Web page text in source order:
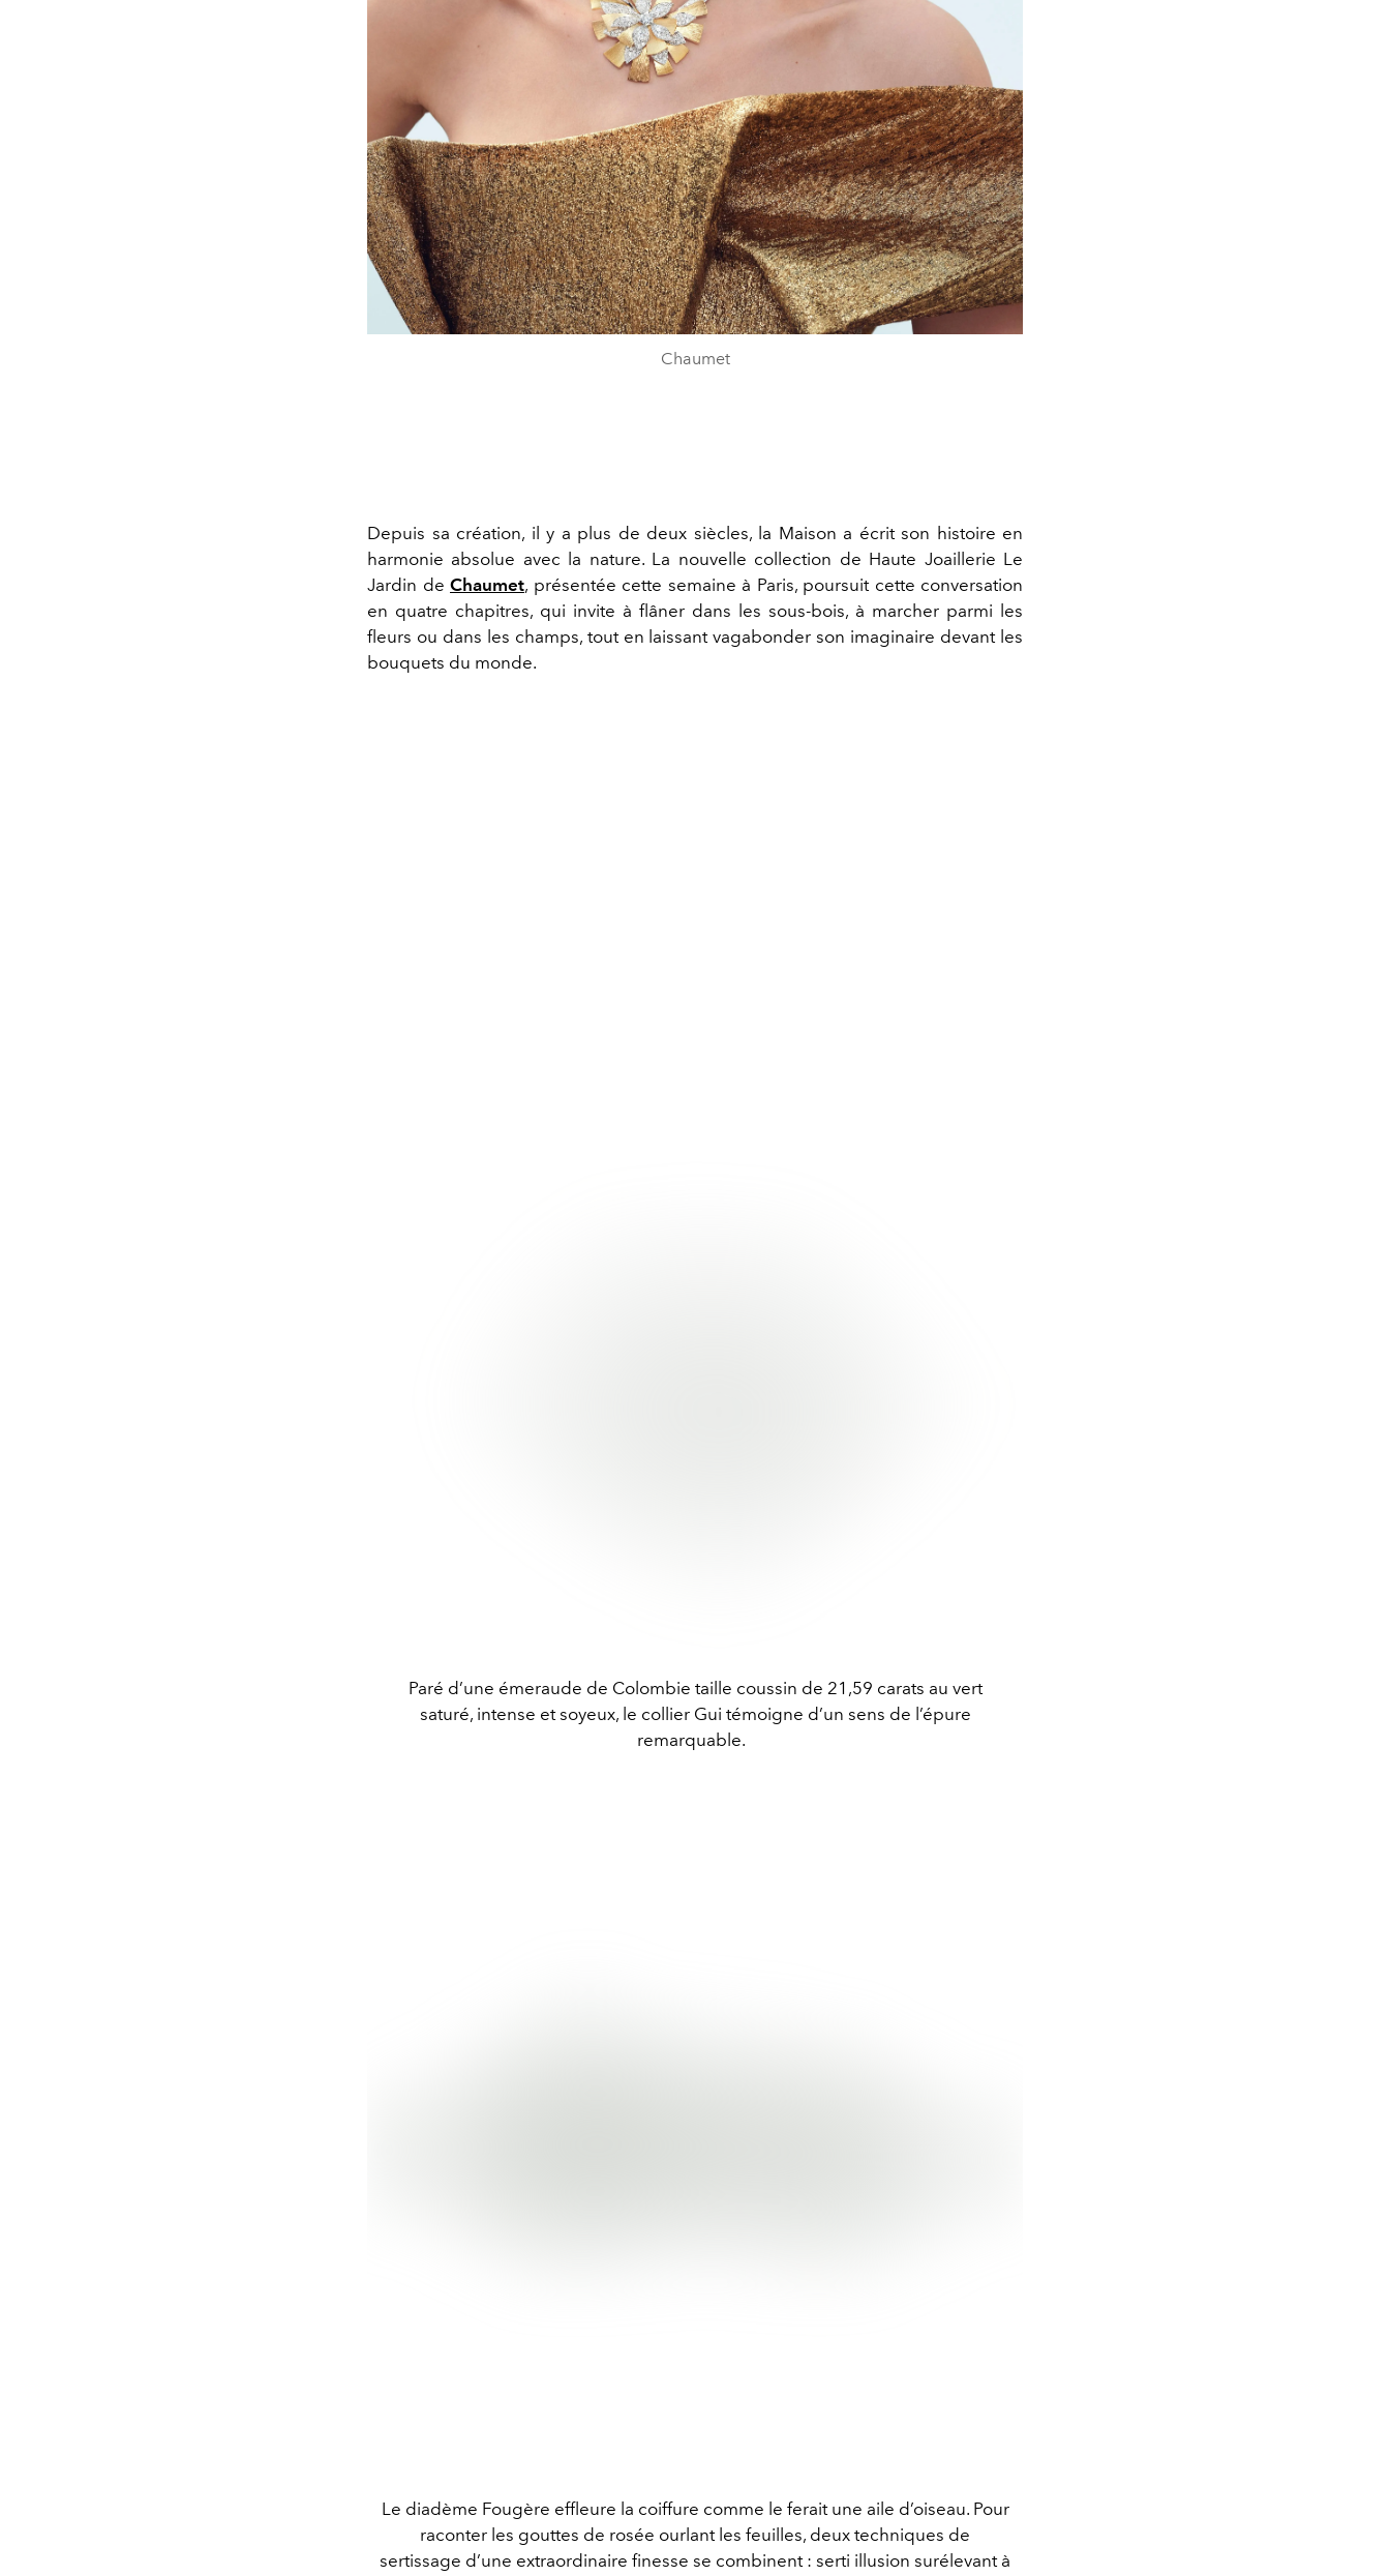
Chaumet
Depuis sa création, il y a plus de deux siècles, la Maison a écrit son histoire en
harmonie absolue avec la nature. La nouvelle collection de Haute Joaillerie Le
Jardin de Chaumet, présentée cette semaine à Paris, poursuit cette conversation
en quatre chapitres, qui invite à flâner dans les sous-bois, à marcher parmi les
fleurs ou dans les champs, tout en laissant vagabonder son imaginaire devant les
bouquets du monde.
Paré d’une émeraude de Colombie taille coussin de 21,59 carats au vert
saturé, intense et soyeux, le collier Gui témoigne d’un sens de l’épure
remarquable.
Le diadème Fougère effleure la coiffure comme le ferait une aile d’oiseau. Pour
raconter les gouttes de rosée ourlant les feuilles, deux techniques de
sertissage d’une extraordinaire finesse se combinent : serti illusion surélevant à